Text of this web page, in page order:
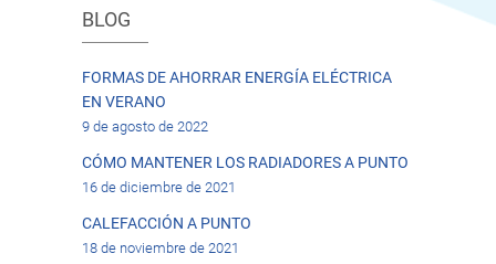
BLOG
FORMAS DE AHORRAR ENERGÍA ELÉCTRICA
EN VERANO
9 de agosto de 2022
CÓMO MANTENER LOS RADIADORES A PUNTO
16 de diciembre de 2021
CALEFACCIÓN A PUNTO
18 de noviembre de 2021